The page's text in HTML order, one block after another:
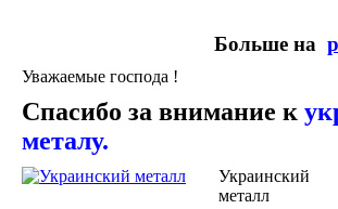
Больше на
Уважаемые господа !
Спасибо за внимание к
металу.
Украинский
металл